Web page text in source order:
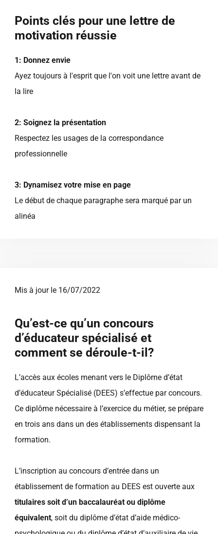
Mis à jour le 16/07/2022
Qu’est-ce qu’un concours
d’éducateur spécialisé et
comment se déroule-t-il?
L’accès aux écoles menant vers le Diplôme d’état
d’éducateur Spécialisé (DEES) s’effectue par concours.
Ce diplôme nécessaire à l’exercice du métier, se prépare
en trois ans dans un des établissements dispensant la
formation.
L’inscription au concours d’entrée dans un
établissement de formation au DEES est ouverte aux
titulaires soit d’un baccalauréat ou diplôme
équivalent, soit du diplôme d’état d’aide médico-
Points clés pour une lettre de
motivation réussie
1: Donnez envie
Ayez toujours à l'esprit que l'on voit une lettre avant de
la lire
2: Soignez la présentation
Respectez les usages de la correspondance
professionnelle
3: Dynamisez votre mise en page
Le début de chaque paragraphe sera marqué par un
alinéa